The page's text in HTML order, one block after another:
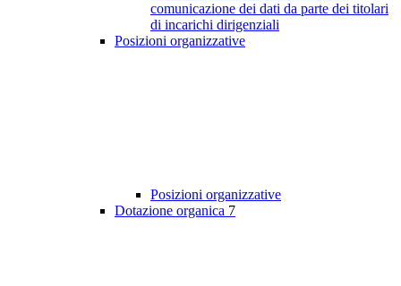
comunicazione dei dati da parte dei titolari
di incarichi dirigenziali
Posizioni organizzative
Posizioni organizzative
Dotazione organica 7